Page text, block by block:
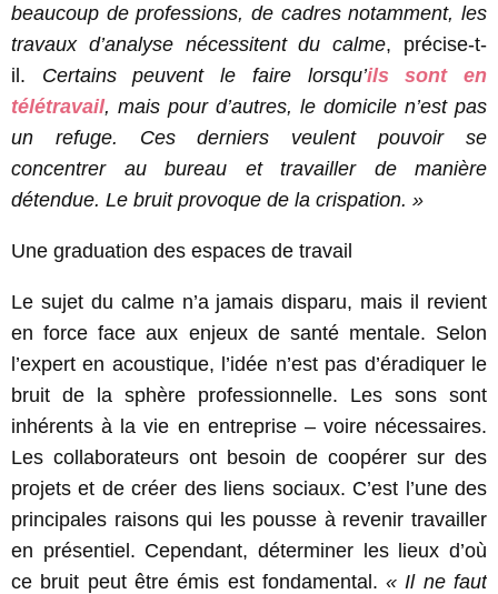
beaucoup de professions, de cadres notamment, les
travaux d’analyse nécessitent du calme, précise-t-
il. Certains peuvent le faire lorsqu’ils sont en
télétravail, mais pour d’autres, le domicile n’est pas
un refuge. Ces derniers veulent pouvoir se
concentrer au bureau et travailler de manière
détendue. Le bruit provoque de la crispation. »
Une graduation des espaces de travail
Le sujet du calme n’a jamais disparu, mais il revient
en force face aux enjeux de santé mentale. Selon
l’expert en acoustique, l’idée n’est pas d’éradiquer le
bruit de la sphère professionnelle. Les sons sont
inhérents à la vie en entreprise – voire nécessaires.
Les collaborateurs ont besoin de coopérer sur des
projets et de créer des liens sociaux. C’est l’une des
principales raisons qui les pousse à revenir travailler
en présentiel. Cependant, déterminer les lieux d’où
ce bruit peut être émis est fondamental.« Il ne faut